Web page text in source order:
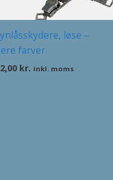
løse –
farver
kr. inkl. moms